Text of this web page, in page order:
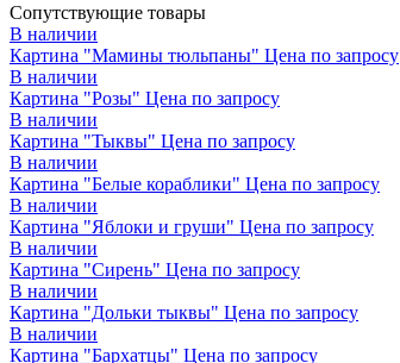
Сопутствующие товары
В наличии
Картина "Мамины тюльпаны" Цена по запросу
В наличии
Картина "Розы" Цена по запросу
В наличии
Картина "Тыквы" Цена по запросу
В наличии
Картина "Белые кораблики" Цена по запросу
В наличии
Картина "Яблоки и груши" Цена по запросу
В наличии
Картина "Сирень" Цена по запросу
В наличии
Картина "Дольки тыквы" Цена по запросу
В наличии
Картина "Бархатцы" Цена по запросу